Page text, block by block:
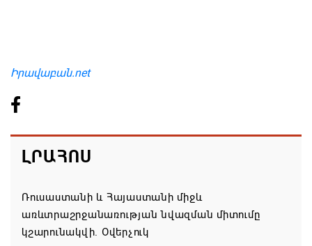
Իրավաբան.net
ԼՐԱՀՈՍ
Ռուսաստանի և Հայաստանի միջև
առևտրաշրջանառության նվազման միտումը
կշարունակվի. Օվերչուկ